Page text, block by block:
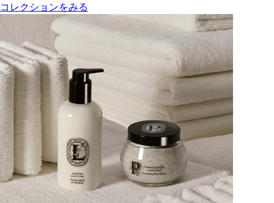
コレクションをみる